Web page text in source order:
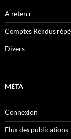
A retenir
Comptes Rendus
Divers
MÉTA
Connexion
Flux des publications